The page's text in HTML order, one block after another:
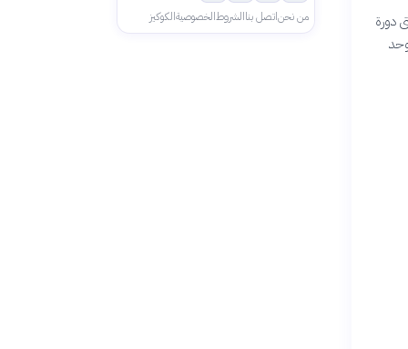
دورة
من نحناتصل بناالشروطالخصوصيةالكوكيز